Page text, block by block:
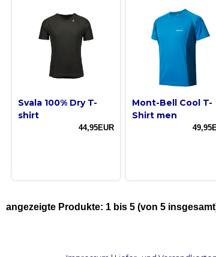
Svala 100% Dry T-
shirt
44,95EUR
Mont-Bell Cool T-
Shirt men
angezeigte Produkte: 1 bis 5 (von 5